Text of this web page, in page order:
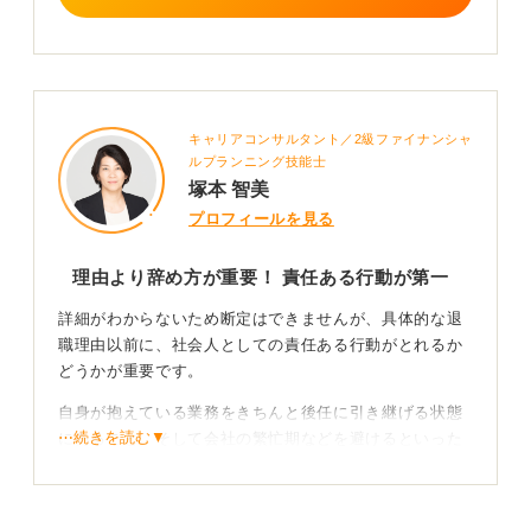
れも一つの選択です。
退職理由としては、「人間関係が少しつらい」といった
ヒアリングがわずらわしければ、「やりたいことが見つ
かりました」や、「少し方向転換したいと思い、働くこ
とをお休みしたい」といった理由でも良いと思います。
0
キャリアコンサルタント／2級ファイナンシャ
ルプランニング技能士
塚本 智美
プロフィールを見る
理由より辞め方が重要！ 責任ある行動が第一
詳細がわからないため断定はできませんが、具体的な退
職理由以前に、社会人としての責任ある行動がとれるか
どうかが重要です。
自身が抱えている業務をきちんと後任に引き継げる状態
にあること、そして会社の繁忙期などを避けるといった
す。
⋯続きを読む▼